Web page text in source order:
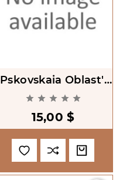
Pskovskaia Oblast'.
Atlas Avtodorog
1:200000
    
15,00 $